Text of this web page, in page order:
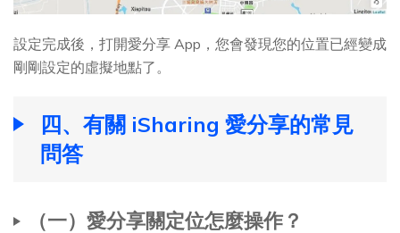
設定完成後，打開愛分享 App，您會發現您的位置已經變成
剛剛設定的虛擬地點了。
四、有關 iSharing 愛分享的常見
問答
（一）愛分享關定位怎麼操作？